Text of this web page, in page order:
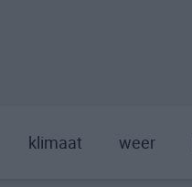
klimaat weer